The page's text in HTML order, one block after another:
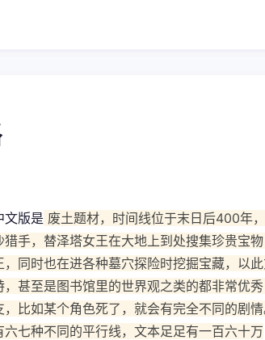
文版是 废土题材，时间线位于末日后400年
手，替泽塔女王在大地上到处搜集珍贵宝物
同时也在进各种墓穴探险时挖掘宝藏，以此
甚至是图书馆里的世界观之类的都非常优秀
比如某个角色死了，就会有完全不同的剧情
六七种不同的平行线，文本足足有一百六十万